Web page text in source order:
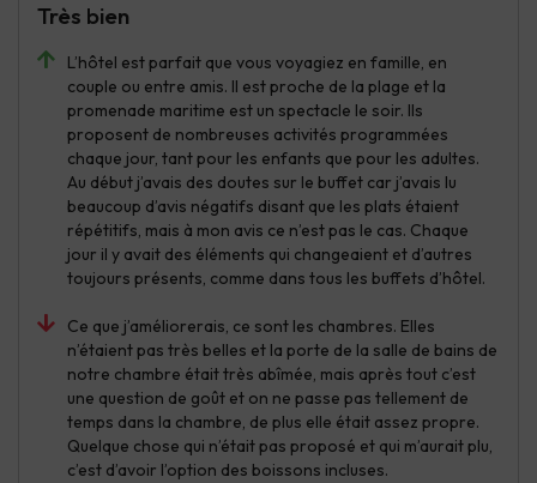
L’hôtel est parfait que vous voyagiez en famille, en
couple ou entre amis. Il est proche de la plage et la
promenade maritime est un spectacle le soir. Ils
proposent de nombreuses activités programmées
chaque jour, tant pour les enfants que pour les adultes.
Au début j’avais des doutes sur le buffet car j’avais lu
beaucoup d’avis négatifs disant que les plats étaient
répétitifs, mais à mon avis ce n’est pas le cas. Chaque
jour il y avait des éléments qui changeaient et d’autres
toujours présents, comme dans tous les buffets d’hôtel.
Ce que j’améliorerais, ce sont les chambres. Elles
n’étaient pas très belles et la porte de la salle de bains de
notre chambre était très abîmée, mais après tout c’est
une question de goût et on ne passe pas tellement de
temps dans la chambre, de plus elle était assez propre.
Quelque chose qui n’était pas proposé et qui m’aurait plu,
c’est d’avoir l’option des boissons incluses.
Très bien